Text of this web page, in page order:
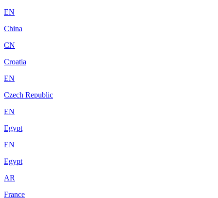
EN
China
CN
Croatia
EN
Czech Republic
EN
Egypt
EN
Egypt
AR
France